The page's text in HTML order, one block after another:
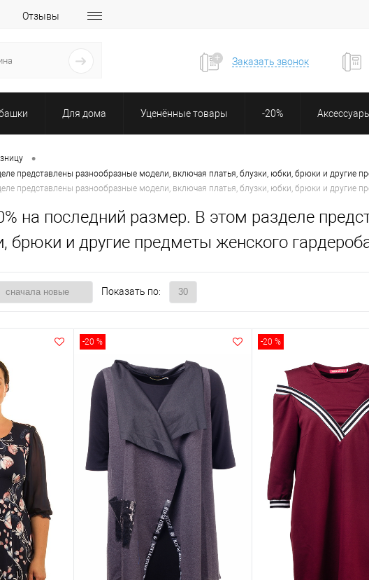
Отзывы
Заказать звонок
Для дома Уценённые товары -20%
•
представлены разнообразные модели, включая платья, блузки, юбки, брюки и другие
представлены разнообразные модели, включая платья, блузки, юбки, брюки и другие
на последний размер. В этом разделе
и другие предметы женского
Показать по:
-20 % -20 %